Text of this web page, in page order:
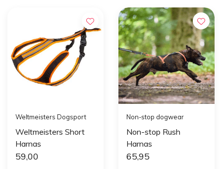
Weltmeisters Dogsport
Weltmeisters Short
Harnas
59,00
Non-stop dogwear
Non-stop Rush
Harnas
65,95